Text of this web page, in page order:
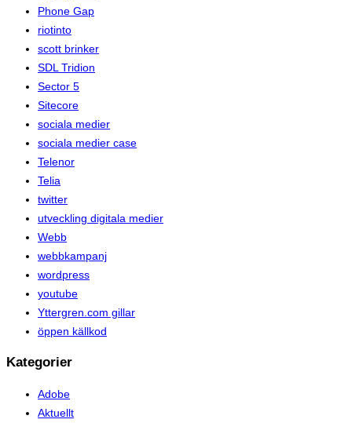
Phone Gap
riotinto
scott brinker
SDL Tridion
Sector 5
Sitecore
sociala medier
sociala medier case
Telenor
Telia
twitter
utveckling digitala medier
Webb
webbkampanj
wordpress
youtube
Yttergren.com gillar
öppen källkod
Kategorier
Adobe
Aktuellt